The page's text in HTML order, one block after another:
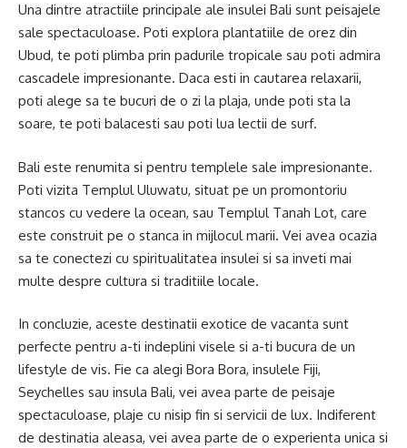
Una dintre atractiile principale ale insulei Bali sunt peisajele
sale spectaculoase. Poti explora plantatiile de orez din
Ubud, te poti plimba prin padurile tropicale sau poti admira
cascadele impresionante. Daca esti in cautarea relaxarii,
poti alege sa te bucuri de o zi la plaja, unde poti sta la
soare, te poti balacesti sau poti lua lectii de surf.
Bali este renumita si pentru templele sale impresionante.
Poti vizita Templul Uluwatu, situat pe un promontoriu
stancos cu vedere la ocean, sau Templul Tanah Lot, care
este construit pe o stanca in mijlocul marii. Vei avea ocazia
sa te conectezi cu spiritualitatea insulei si sa inveti mai
multe despre cultura si traditiile locale.
In concluzie, aceste destinatii exotice de vacanta sunt
perfecte pentru a-ti indeplini visele si a-ti bucura de un
lifestyle de vis. Fie ca alegi Bora Bora, insulele Fiji,
Seychelles sau insula Bali, vei avea parte de peisaje
spectaculoase, plaje cu nisip fin si servicii de lux. Indiferent
de destinatia aleasa, vei avea parte de o experienta unica si